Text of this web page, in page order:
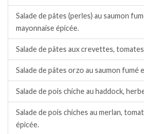
Salade de pâtes (perles) au saumon
mayonnaise épicée.
Salade de pâtes aux crevettes,
Salade de pâtes orzo au saumon fumé
Salade de pois chiche au haddock,
Salade de pois chiches au merlan,
épicée.